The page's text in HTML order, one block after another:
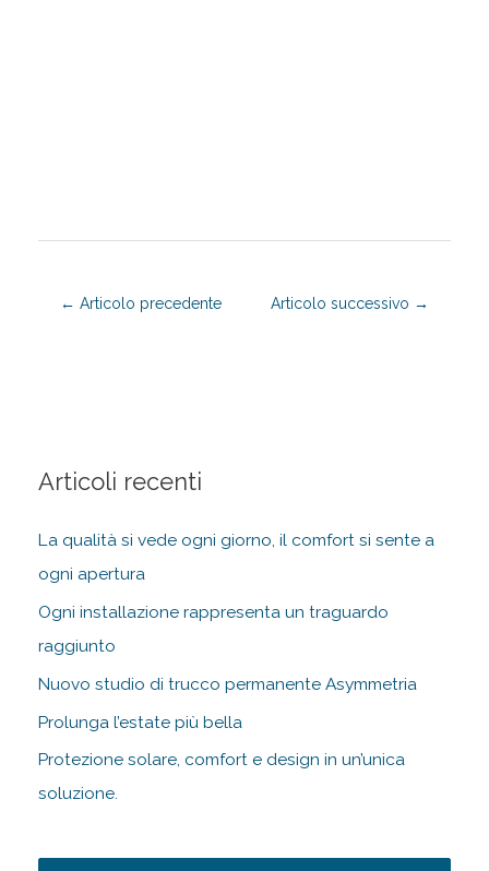
Articoli recenti
La qualità si vede ogni giorno, il comfort si sente a
ogni apertura
Ogni installazione rappresenta un traguardo
raggiunto
Nuovo studio di trucco permanente Asymmetria
Prolunga l’estate più bella
Protezione solare, comfort e design in un’unica
soluzione.
← Articolo precedente Articolo successivo →